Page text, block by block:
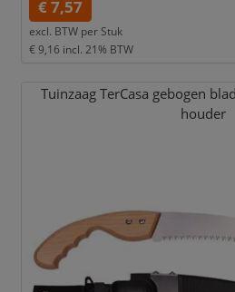
€ 7,57
excl. BTW per Stuk
€ 9,16 incl. 21% BTW
Tuinzaag TerCasa gebogen
houder